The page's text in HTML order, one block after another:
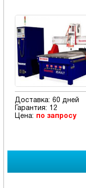
Доставка: 60 дней
Гарантия:
12
Цена:
по запросу